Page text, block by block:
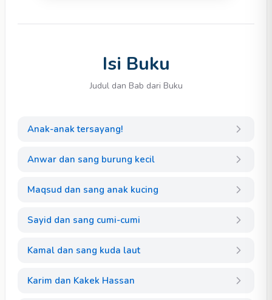
Isi Buku
Judul dan Bab dari Buku
Anak-anak tersayang!
Anwar dan sang burung kecil
Maqsud dan sang anak kucing
Sayid dan sang cumi-cumi
Kamal dan sang kuda laut
Karim dan Kakek Hassan